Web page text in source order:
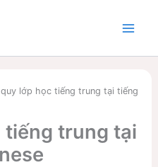
lớp học tiếng trung tại tiếng
tiếng trung tại